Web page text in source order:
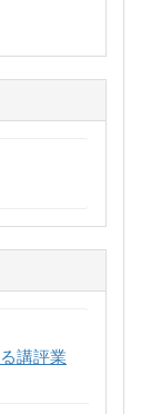
講評業